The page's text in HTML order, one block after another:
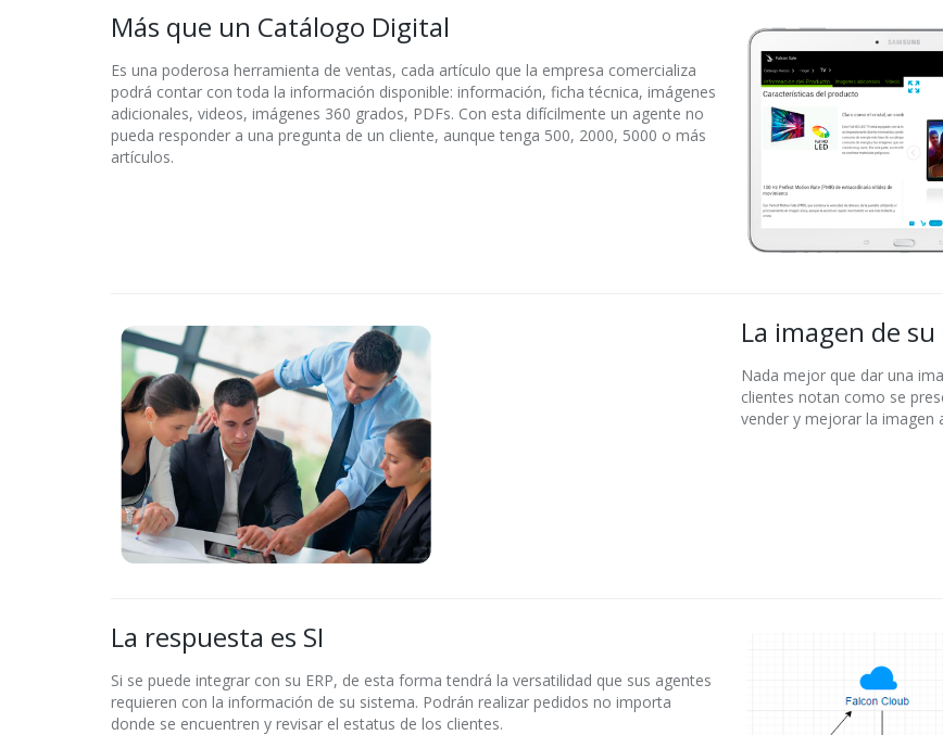
Más que un Catálogo Digital
Es una poderosa herramienta de ventas, cada artículo que la empresa comercializa
podrá contar con toda la información disponible: información, ficha técnica, imágenes
adicionales, videos, imágenes 360 grados, PDFs. Con esta difícilmente un agente no
pueda responder a una pregunta de un cliente, aunque tenga 500, 2000, 5000 o más
artículos.
La imagen de
Nada mejor que dar una
clientes notan como se
vender y mejorar la imagen
La respuesta es SI
Si se puede integrar con su ERP, de esta forma tendrá la versatilidad que sus agentes
requieren con la información de su sistema. Podrán realizar pedidos no importa
donde se encuentren y revisar el estatus de los clientes.